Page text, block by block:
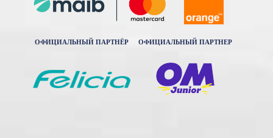
ОФИЦИАЛЬНЫЙ ПАРТНЁР ОФИЦИАЛЬНЫЙ ПАРТНЕР